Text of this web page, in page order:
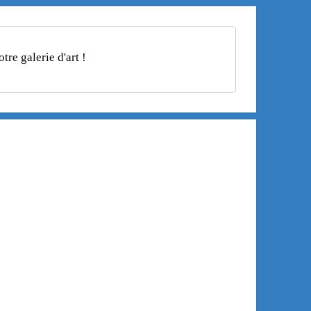
galerie d'art !